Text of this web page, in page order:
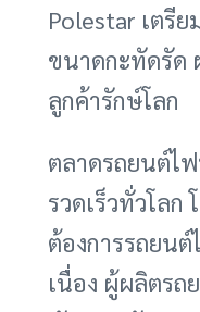
Polestar เตรี
ขนาดกะทัดรัด
ลูกค้ารักษ์โลก
ตลาดรถยนต์ไ
รวดเร็วทั่วโลก
ต้องการรถยน
เนื่อง ผู้ผลิตรถ